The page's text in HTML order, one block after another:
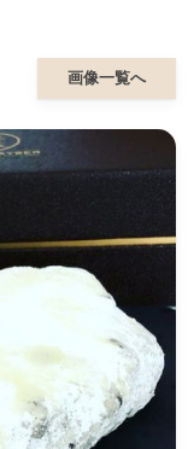
画像一覧へ